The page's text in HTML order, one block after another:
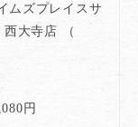
ムズプレイスサ
大寺店 （
円